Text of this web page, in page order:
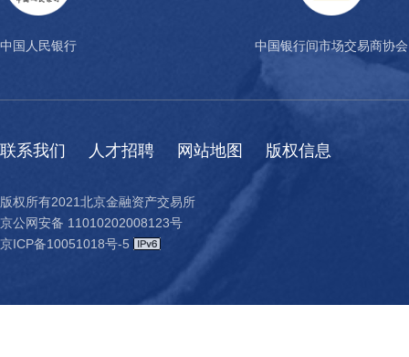
中国人民银行 中国银行间市场交易商协会
联系我们 人才招聘 网站地图 版权信息
版权所有2021北京金融资产交易所
京公网安备 11010202008123号
京ICP备10051018号-5